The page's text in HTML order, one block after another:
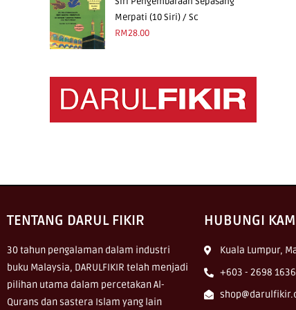
Merpati (10 Siri) / Sc
RM28.00
TENTANG DARUL FIKIR
30 tahun pengalaman dalam industri
buku Malaysia, DARULFIKIR telah menjadi
pilihan utama dalam percetakan Al-
Qurans dan sastera Islam yang lain
HUBUNGI
Kuala Lumpur,
+603 - 2698 1636